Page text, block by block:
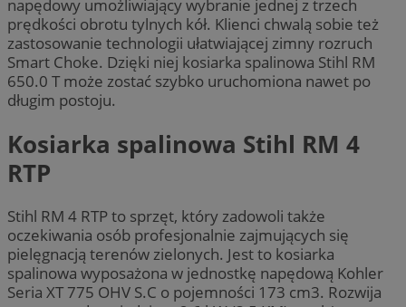
napędowy umożliwiający wybranie jednej z trzech
prędkości obrotu tylnych kół. Klienci chwalą sobie też
zastosowanie technologii ułatwiającej zimny rozruch
Smart Choke. Dzięki niej kosiarka spalinowa Stihl RM
650.0 T może zostać szybko uruchomiona nawet po
długim postoju.
Kosiarka spalinowa Stihl RM 4
RTP
Stihl RM 4 RTP to sprzęt, który zadowoli także
oczekiwania osób profesjonalnie zajmujących się
pielęgnacją terenów zielonych. Jest to kosiarka
spalinowa wyposażona w jednostkę napędową Kohler
Seria XT 775 OHV S.C o pojemności 173 cm3. Rozwija